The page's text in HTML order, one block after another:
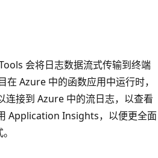
会将日志数据流式传输到终端
Azure 中的函数应用中运行时，
连接到 Azure 中的流日志，以查看
Application Insights，以便更全面